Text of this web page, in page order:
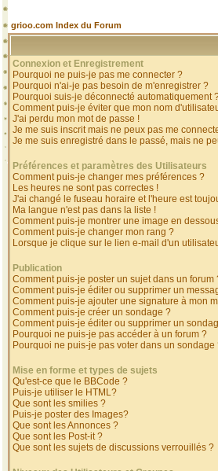
grioo.com Index du Forum
Connexion et Enregistrement
Pourquoi ne puis-je pas me connecter ?
Pourquoi n'ai-je pas besoin de m'enregistrer ?
Pourquoi suis-je déconnecté automatiquement
Comment puis-je éviter que mon nom
J'ai perdu mon mot de passe !
Je me suis inscrit mais ne peux pas me
Je me suis enregistré dans le passé, mais ne
Préférences et paramètres des Utilisateurs
Comment puis-je changer mes préférences ?
Les heures ne sont pas correctes !
J'ai changé le fuseau horaire et l'heure est
Ma langue n'est pas dans la liste !
Comment puis-je montrer une image en
Comment puis-je changer mon rang ?
Lorsque je clique sur le lien e-mail d'un
Publication
Comment puis-je poster un sujet dans un forum
Comment puis-je éditer ou supprimer un
Comment puis-je ajouter une signature à mon
Comment puis-je créer un sondage ?
Comment puis-je éditer ou supprimer un
Pourquoi ne puis-je pas accéder à un forum ?
Pourquoi ne puis-je pas voter dans un sondage
Mise en forme et types de sujets
Qu'est-ce que le BBCode ?
Puis-je utiliser le HTML?
Que sont les smilies ?
Puis-je poster des Images?
Que sont les Annonces ?
Que sont les Post-it ?
Que sont les sujets de discussions verrouillés ?